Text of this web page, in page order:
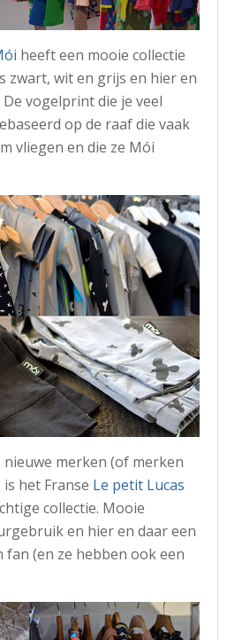
heeft een mooie collectie
zwart, wit en grijs en hier en
vogelprint die je veel
op de raaf die vaak
vliegen en die ze Mói
merken (of merken
het Franse Le petit Lucas
collectie. Mooie
en hier en daar een
(en ze hebben ook een